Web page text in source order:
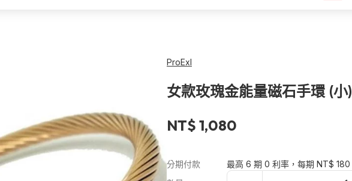
ProExl
女款玫瑰金能量磁石手環 (小)
NT$ 1,080
分期付款 最高 6 期 0 利率，每期 NT$ 180